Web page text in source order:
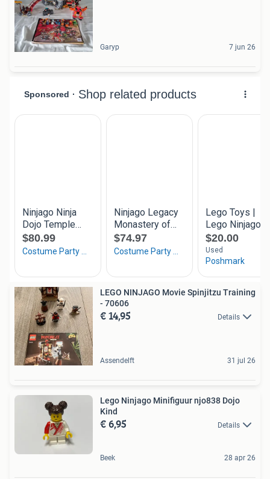
Garyp 7 jun 26
LEGO NINJAGO Movie Spinjitzu Training
- 70606
€ 14,95 Details
Assendelft 31 jul 26
Lego Ninjago Minifiguur njo838 Dojo
Kind
€ 6,95 Details
Beek 28 apr 26